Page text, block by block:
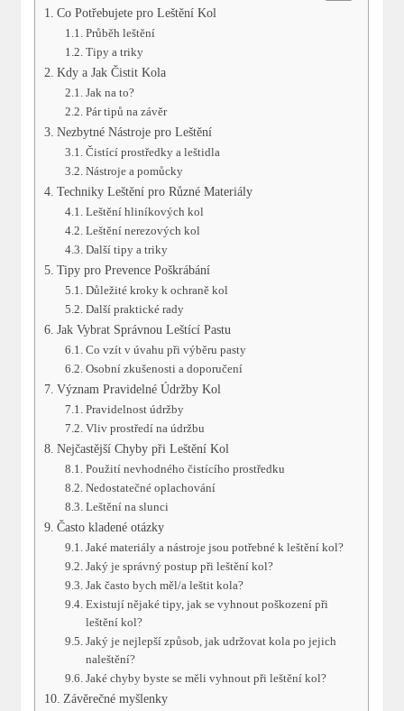
Co Potřebujete pro Leštění Kol
Průběh leštění
Tipy a triky
Kdy a Jak Čistit Kola
Jak na to?
Pár tipů na závěr
Nezbytné Nástroje pro Leštění
Čistící prostředky a leštidla
Nástroje a pomůcky
Techniky Leštění pro Různé Materiály
Leštění hliníkových kol
Leštění nerezových kol
Další tipy a triky
Tipy pro Prevence Poškrábání
Důležité kroky k ochraně kol
Další praktické rady
Jak Vybrat Správnou Leštící Pastu
Co vzít v úvahu při výběru pasty
Osobní zkušenosti a doporučení
Význam Pravidelné Údržby Kol
Pravidelnost údržby
Vliv prostředí na údržbu
Nejčastější Chyby při Leštění Kol
Použití nevhodného čistícího prostředku
Nedostatečné oplachování
Leštění na slunci
Často kladené otázky
Jaké materiály a nástroje jsou potřebné k leštění kol?
Jaký je správný postup při leštění kol?
Jak často bych měl/a leštit kola?
Existují nějaké tipy, jak se vyhnout poškození při
leštění kol?
Jaký je nejlepší způsob, jak udržovat kola po jejich
naleštění?
Jaké chyby byste se měli vyhnout při leštění kol?
Závěrečné myšlenky